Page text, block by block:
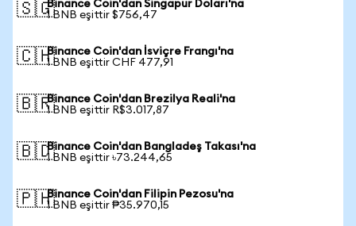
🇸🇬Binance Coin'dan Singapur Doları'na
1 BNB eşittir $756,47
🇨🇭Binance Coin'dan İsviçre Frangı'na
1 BNB eşittir CHF 477,91
🇧🇷Binance Coin'dan Brezilya Reali'na
1 BNB eşittir R$3.017,87
🇧🇩Binance Coin'dan Bangladeş Takası'na
1 BNB eşittir ৳73.244,65
🇵🇭Binance Coin'dan Filipin Pezosu'na
1 BNB eşittir ₱35.970,15